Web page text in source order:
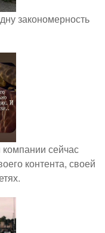
закономерность
компании сейчас
контента, своей